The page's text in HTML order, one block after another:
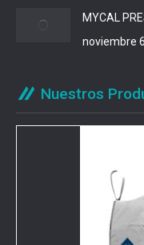
MYCAL
noviembre
Nuestros